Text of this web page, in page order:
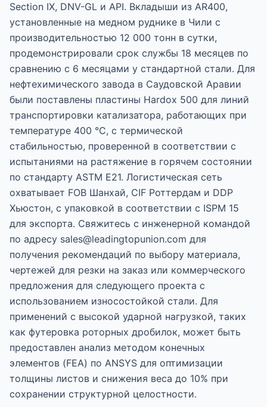
Section IX, DNV-GL и API. Вкладыши из AR400,
установленные на медном руднике в Чили с
производительностью 12 000 тонн в сутки,
продемонстрировали срок службы 18 месяцев по
сравнению с 6 месяцами у стандартной стали. Для
нефтехимического завода в Саудовской Аравии
были поставлены пластины Hardox 500 для линий
транспортировки катализатора, работающих при
температуре 400 °C, с термической
стабильностью, проверенной в соответствии с
испытаниями на растяжение в горячем состоянии
по стандарту ASTM E21. Логистическая сеть
охватывает FOB Шанхай, CIF Роттердам и DDP
Хьюстон, с упаковкой в соответствии с ISPM 15
для экспорта. Свяжитесь с инженерной командой
по адресу sales@leadingtopunion.com для
получения рекомендаций по выбору материала,
чертежей для резки на заказ или коммерческого
предложения для следующего проекта с
использованием износостойкой стали. Для
применений с высокой ударной нагрузкой, таких
как футеровка роторных дробилок, может быть
предоставлен анализ методом конечных
элементов (FEA) по ANSYS для оптимизации
толщины листов и снижения веса до 10% при
сохранении структурной целостности.